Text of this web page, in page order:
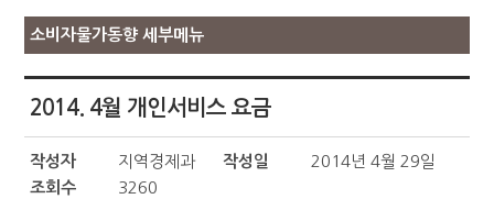
소비자물가동향 세부메뉴
2014. 4월 개인서비스 요금
작성자 지역경제과 작성일
2014년 4월 29일
조회수
3260